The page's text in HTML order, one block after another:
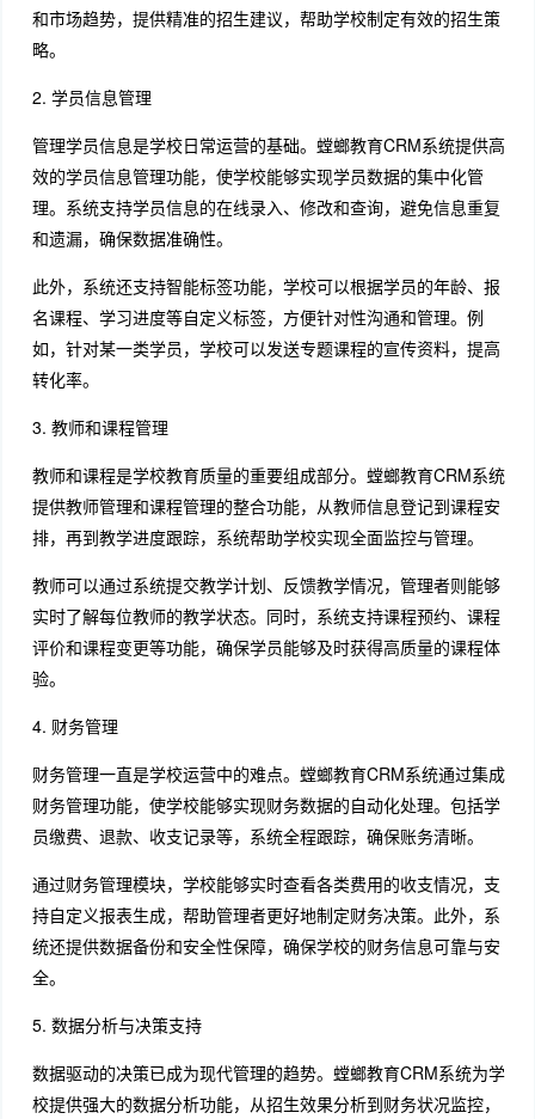
和市场趋势，提供精准的招生建议，帮助学校制定有效的招生策
略。
2. 学员信息管理
管理学员信息是学校日常运营的基础。螳螂教育CRM系统提供高
效的学员信息管理功能，使学校能够实现学员数据的集中化管
理。系统支持学员信息的在线录入、修改和查询，避免信息重复
和遗漏，确保数据准确性。
此外，系统还支持智能标签功能，学校可以根据学员的年龄、报
名课程、学习进度等自定义标签，方便针对性沟通和管理。例
如，针对某一类学员，学校可以发送专题课程的宣传资料，提高
转化率。
3. 教师和课程管理
教师和课程是学校教育质量的重要组成部分。螳螂教育CRM系统
提供教师管理和课程管理的整合功能，从教师信息登记到课程安
排，再到教学进度跟踪，系统帮助学校实现全面监控与管理。
教师可以通过系统提交教学计划、反馈教学情况，管理者则能够
实时了解每位教师的教学状态。同时，系统支持课程预约、课程
评价和课程变更等功能，确保学员能够及时获得高质量的课程体
验。
4. 财务管理
财务管理一直是学校运营中的难点。螳螂教育CRM系统通过集成
财务管理功能，使学校能够实现财务数据的自动化处理。包括学
员缴费、退款、收支记录等，系统全程跟踪，确保账务清晰。
通过财务管理模块，学校能够实时查看各类费用的收支情况，支
持自定义报表生成，帮助管理者更好地制定财务决策。此外，系
统还提供数据备份和安全性保障，确保学校的财务信息可靠与安
全。
5. 数据分析与决策支持
数据驱动的决策已成为现代管理的趋势。螳螂教育CRM系统为学
校提供强大的数据分析功能，从招生效果分析到财务状况监控，